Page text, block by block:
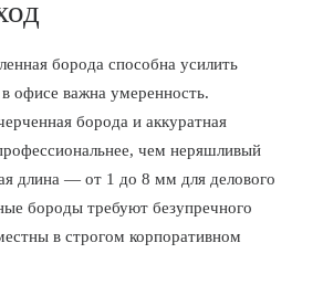
борода способна усилить
офисе важна умеренность.
борода и аккуратная
чем неряшливый
длина — от 1 до 8 мм для делового
бороды требуют безупречного
в строгом корпоративном